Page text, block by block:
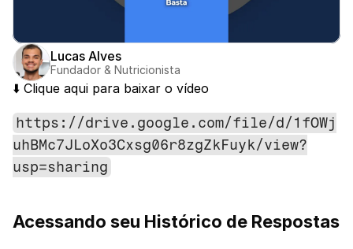
Lucas Alves
Fundador & Nutricionista
⬇️ Clique aqui para baixar o vídeo
https://drive.google.com/file/d/1fOWj
uhBMc7JLoXo3Cxsg06r8zgZkFuyk/view?
usp=sharing
Acessando seu Histórico de Respostas